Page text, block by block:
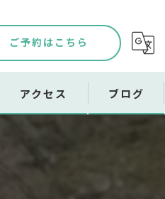
ご予約はこちら
アクセス ブログ